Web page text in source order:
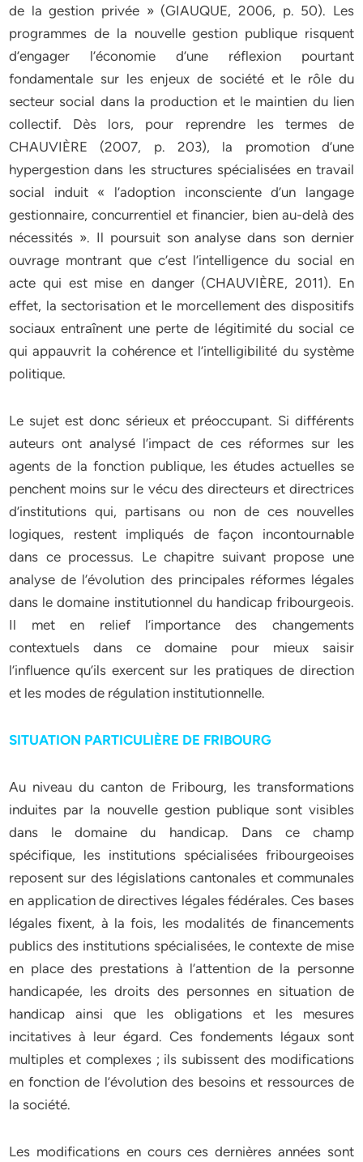
de la gestion privée » (GIAUQUE, 2006, p. 50). Les
programmes de la nouvelle gestion publique risquent
d’engager l’économie d’une réflexion pourtant
fondamentale sur les enjeux de société et le rôle du
secteur social dans la production et le maintien du lien
collectif. Dès lors, pour reprendre les termes de
CHAUVIÈRE (2007, p. 203), la promotion d’une
hypergestion dans les structures spécialisées en travail
social induit « l’adoption inconsciente d’un langage
gestionnaire, concurrentiel et financier, bien au-delà des
nécessités ». Il poursuit son analyse dans son dernier
ouvrage montrant que c’est l’intelligence du social en
acte qui est mise en danger (CHAUVIÈRE, 2011). En
effet, la sectorisation et le morcellement des dispositifs
sociaux entraînent une perte de légitimité du social ce
qui appauvrit la cohérence et l’intelligibilité du système
politique.
Le sujet est donc sérieux et préoccupant. Si différents
auteurs ont analysé l’impact de ces réformes sur les
agents de la fonction publique, les études actuelles se
penchent moins sur le vécu des directeurs et directrices
d’institutions qui, partisans ou non de ces nouvelles
logiques, restent impliqués de façon incontournable
dans ce processus. Le chapitre suivant propose une
analyse de l’évolution des principales réformes légales
dans le domaine institutionnel du handicap fribourgeois.
Il met en relief l’importance des changements
contextuels dans ce domaine pour mieux saisir
l’influence qu’ils exercent sur les pratiques de direction
et les modes de régulation institutionnelle.
SITUATION PARTICULIÈRE DE FRIBOURG
Au niveau du canton de Fribourg, les transformations
induites par la nouvelle gestion publique sont visibles
dans le domaine du handicap. Dans ce champ
spécifique, les institutions spécialisées fribourgeoises
reposent sur des législations cantonales et communales
en application de directives légales fédérales. Ces bases
légales fixent, à la fois, les modalités de financements
publics des institutions spécialisées, le contexte de mise
en place des prestations à l’attention de la personne
handicapée, les droits des personnes en situation de
handicap ainsi que les obligations et les mesures
incitatives à leur égard. Ces fondements légaux sont
multiples et complexes ; ils subissent des modifications
en fonction de l’évolution des besoins et ressources de
la société.
Les modifications en cours ces dernières années sont